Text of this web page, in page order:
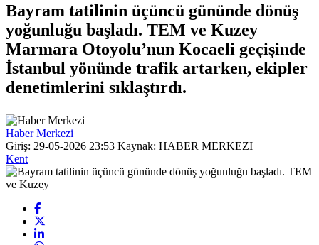
Bayram tatilinin üçüncü gününde dönüş
yoğunluğu başladı. TEM ve Kuzey
Marmara Otoyolu’nun Kocaeli geçişinde
İstanbul yönünde trafik artarken, ekipler
denetimlerini sıklaştırdı.
Haber Merkezi
Giriş: 29-05-2026 23:53 Kaynak: HABER MERKEZI
Kent